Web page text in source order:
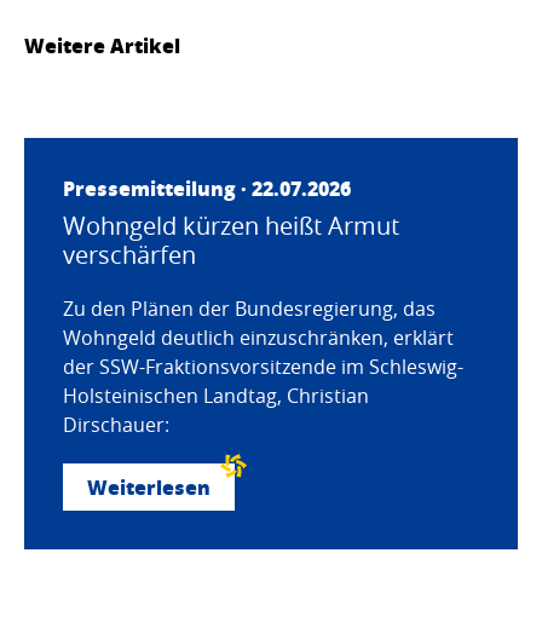
Weitere Artikel
Pressemitteilung · 22.07.2026
Wohngeld kürzen heißt Armut
verschärfen
Zu den Plänen der Bundesregierung, das
Wohngeld deutlich einzuschränken, erklärt
der SSW-Fraktionsvorsitzende im Schleswig-
Holsteinischen Landtag, Christian
Dirschauer:
Weiterlesen